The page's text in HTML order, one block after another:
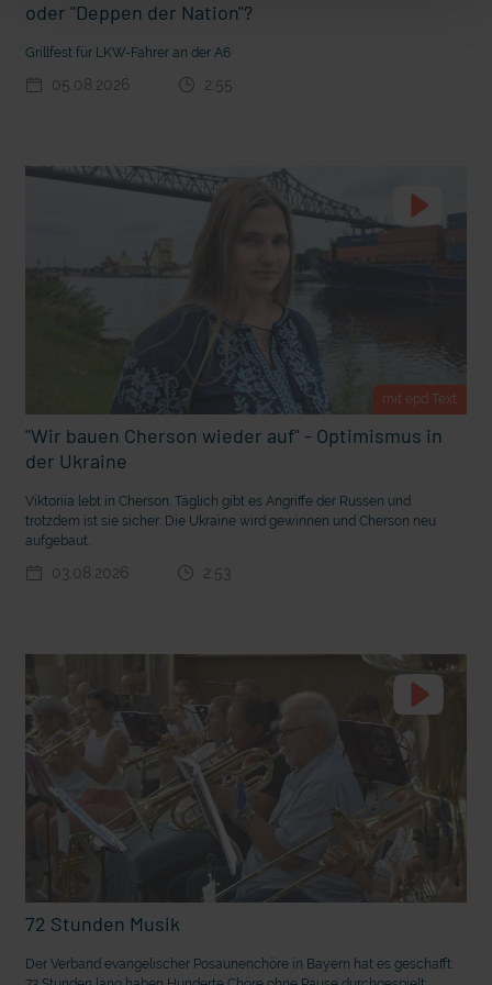
Nachhaltige Geldanlage: Rendite mit gutem Gewissen?
Ostern erleben wie vor 2000 Jahren in Jerusalem
deutsche Sprache? Vorhang auf für Kinderzirkus Giovanni
oder "Deppen der Nation"?
Grillfest für LKW-Fahrer an der A6
05.08.2026 2:55
mit epd Text
"Wir bauen Cherson wieder auf" - Optimismus in
der Ukraine
Viktoriia lebt in Cherson. Täglich gibt es Angriffe der Russen und
trotzdem ist sie sicher: Die Ukraine wird gewinnen und Cherson neu
aufgebaut.
03.08.2026 2:53
72 Stunden Musik
Der Verband evangelischer Posaunenchöre in Bayern hat es geschafft: